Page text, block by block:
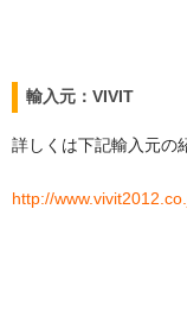
輸入元：VIVIT
詳しくは下記輸入元の
http://